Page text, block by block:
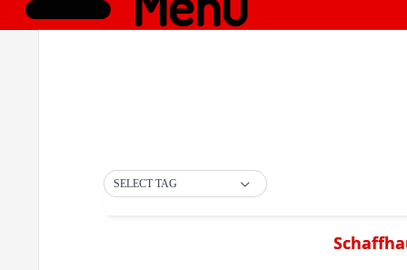
SELECT TAG